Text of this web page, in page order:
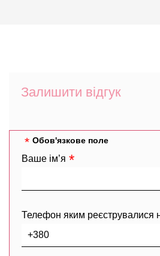
Залишити відгук
Обов'язкове поле
Ваше ім’я
Телефон яким реєструвалися